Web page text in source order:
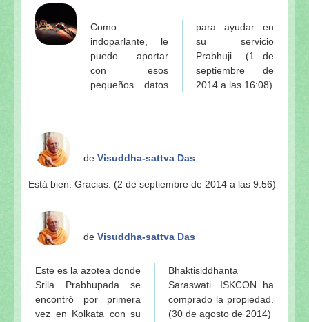
Como
indoparlante, le
puedo aportar
con esos
pequeños datos
para ayudar en
su servicio
Prabhuji.. (1 de
septiembre de
2014 a las 16:08)
de Visuddha-sattva Das
Está bien. Gracias. (2 de septiembre de 2014 a las 9:56)
de Visuddha-sattva Das
Este es la azotea donde
Srila Prabhupada se
encontró por primera
vez en Kolkata con su
Bhaktisiddhanta
Saraswati. ISKCON ha
comprado la propiedad.
(30 de agosto de 2014)